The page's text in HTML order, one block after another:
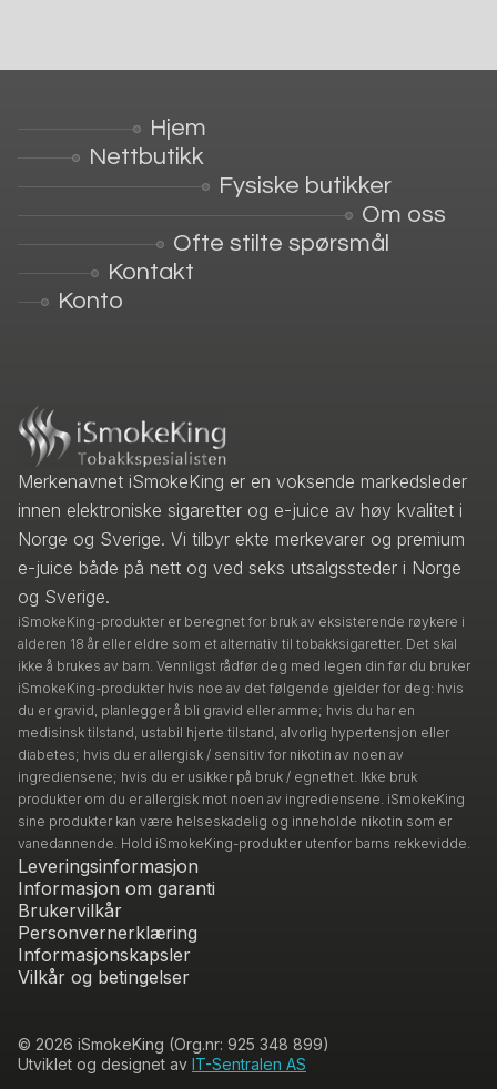
Hjem
Nettbutikk
Fysiske butikker
Om oss
Ofte stilte spørsmål
Kontakt
Konto
Merkenavnet iSmokeKing er en voksende markedsleder
innen elektroniske sigaretter og e-juice av høy kvalitet i
Norge og Sverige. Vi tilbyr ekte merkevarer og premium
e-juice både på nett og ved seks utsalgssteder i Norge
og Sverige.
iSmokeKing-produkter er beregnet for bruk av eksisterende røykere i
alderen 18 år eller eldre som et alternativ til tobakksigaretter. Det skal
ikke å brukes av barn. Vennligst rådfør deg med legen din før du bruker
iSmokeKing-produkter hvis noe av det følgende gjelder for deg: hvis
du er gravid, planlegger å bli gravid eller amme; hvis du har en
medisinsk tilstand, ustabil hjerte tilstand, alvorlig hypertensjon eller
diabetes; hvis du er allergisk / sensitiv for nikotin av noen av
ingrediensene; hvis du er usikker på bruk / egnethet. Ikke bruk
produkter om du er allergisk mot noen av ingrediensene. iSmokeKing
sine produkter kan være helseskadelig og inneholde nikotin som er
vanedannende. Hold iSmokeKing-produkter utenfor barns rekkevidde.
Leveringsinformasjon
Informasjon om garanti
Brukervilkår
Personvernerklæring
Informasjonskapsler
Vilkår og betingelser
© 2026 iSmokeKing (Org.nr: 925 348 899)
Utviklet og designet av IT-Sentralen AS